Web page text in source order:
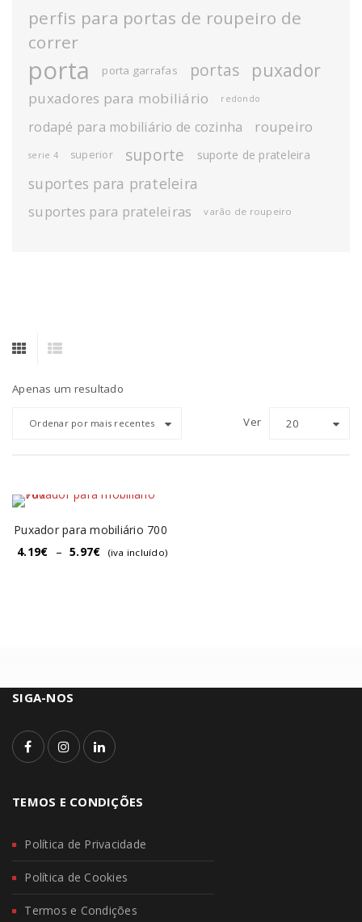
perfis para portas de roupeiro de
correr
porta porta garrafas portas puxador
puxadores para mobiliário redondo
rodapé para mobiliário de cozinha roupeiro
serie 4 superior suporte suporte de prateleira
suportes para prateleira
suportes para prateleiras varão de roupeiro
Apenas um resultado
Ordenar por mais recentes Ver 20
Puxador para mobiliário 700
4.19€ – 5.97€ (iva incluído)
SIGA-NOS
TEMOS E CONDIÇÕES
Política de Privacidade
Política de Cookies
Termos e Condições